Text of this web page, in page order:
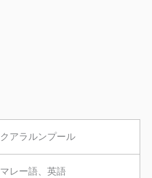
クアラルンプール
マレー語、英語